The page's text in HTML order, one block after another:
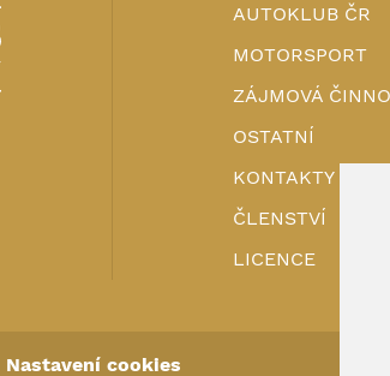
AUTOKLUB ČR
MOTORSPORT
ZÁJMOVÁ
OSTATNÍ
KONTAKTY
ČLENSTVÍ
LICENCE
Nastavení cookies